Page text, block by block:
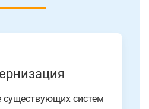
существующих систем